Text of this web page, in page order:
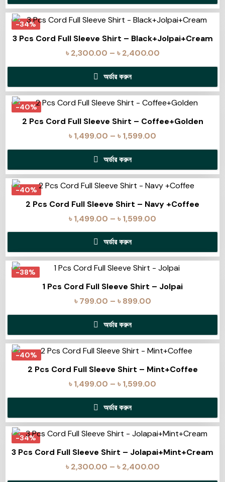
-34%
3 Pcs Cord Full Sleeve Shirt – Black+Jolpai+Cream
৳2,300.00 – ৳2,400.00
অর্ডার করুন
-40%
2 Pcs Cord Full Sleeve Shirt – Coffee+Golden
৳1,499.00 – ৳1,599.00
অর্ডার করুন
-40%
2 Pcs Cord Full Sleeve Shirt – Navy +Coffee
৳1,499.00 – ৳1,599.00
অর্ডার করুন
-38%
1 Pcs Cord Full Sleeve Shirt – Jolpai
৳799.00 – ৳899.00
অর্ডার করুন
-40%
2 Pcs Cord Full Sleeve Shirt – Mint+Coffee
৳1,499.00 – ৳1,599.00
অর্ডার করুন
-34%
3 Pcs Cord Full Sleeve Shirt – Jolapai+Mint+Cream
৳2,300.00 – ৳2,400.00